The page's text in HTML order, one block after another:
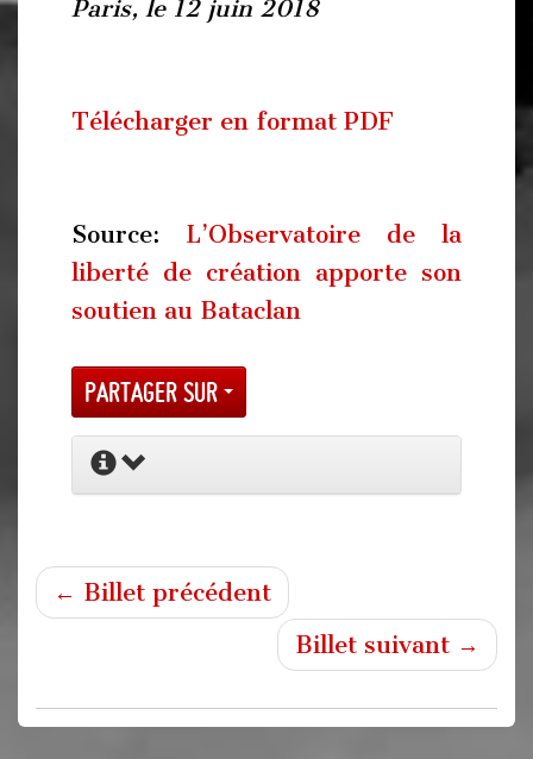
Paris, le 12 juin 2018
Télécharger en format PDF
Source: L’Observatoire de la
liberté de création apporte son
soutien au Bataclan
Partager sur
← Billet précédent
Billet suivant →